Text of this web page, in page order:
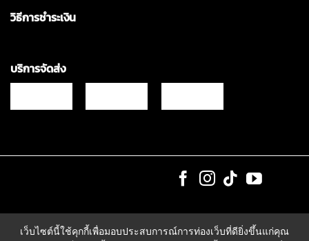
วิธีการชำระเงิน
บริการจัดส่ง
เว็บไซต์นี้ใช้คุกกี้เพื่อมอบประสบการณ์การท่องเว็บที่ดียิ่งขึ้นแก่คุณ